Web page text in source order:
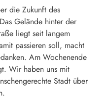
die Zukunft des
Gelände hinter der
liegt seit langem
passieren soll, macht
Am Wochenende
Wir haben uns mit
Stadt über